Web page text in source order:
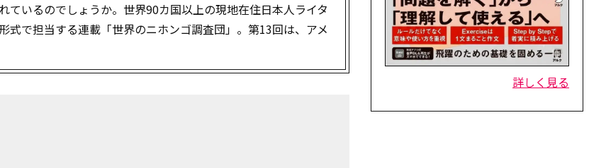
いるのでしょうか。世界90カ国以上の現地在住日本人ライタ
で担当する連載「世界のニホンゴ調査団」。第13回は、アメ
詳しく見る